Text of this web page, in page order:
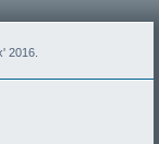
2016.